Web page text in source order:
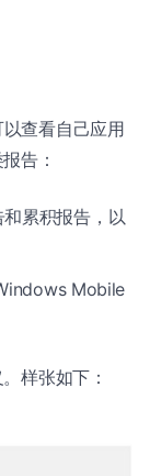
查看自己应用
告：
累积报告，以
Mobile
样张如下：